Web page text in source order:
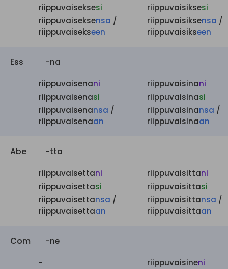
riippuvaiseksesi
riippuvaiseksensa /
riippuvaisekseen
riippuvaisiksesi
riippuvaisiksensa /
riippuvaisikseen
Ess -na
riippuvaisenani
riippuvaisenasi
riippuvaisenansa /
riippuvaisenaan
riippuvaisinani
riippuvaisinasi
riippuvaisinansa /
riippuvaisinaan
Abe -tta
riippuvaisettani
riippuvaisettasi
riippuvaisettansa /
riippuvaisettaan
riippuvaisittani
riippuvaisittasi
riippuvaisittansa /
riippuvaisittaan
Com -ne
- riippuvaisineni